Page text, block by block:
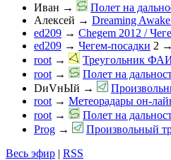
Иван → Полет на
Алексей → Dreaming
ed209 → Chegem 2012 /
ed209 → Чегем-посадки 2 →
root → Треугольник
root → Полет на
DиVнЫй →
root → Метеорадары он-
root → Полет на
Prog → Произвольный
Весь эфир | RSS